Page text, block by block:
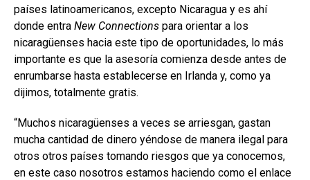
países latinoamericanos, excepto Nicaragua y es ahí
donde entra New Connections para orientar a los
nicaragüenses hacia este tipo de oportunidades, lo más
importante es que la asesoría comienza desde antes de
enrumbarse hasta establecerse en Irlanda y, como ya
dijimos, totalmente gratis.
“Muchos nicaragüenses a veces se arriesgan, gastan
mucha cantidad de dinero yéndose de manera ilegal para
otros otros países tomando riesgos que ya conocemos,
en este caso nosotros estamos haciendo como el enlace